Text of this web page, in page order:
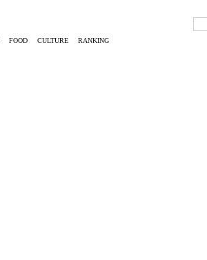
FOOD CULTURE RANKING